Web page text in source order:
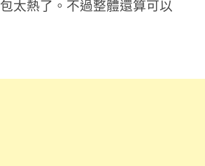
太熱了。不過整體還算可以